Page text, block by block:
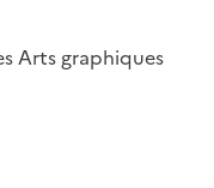
Arts graphiques